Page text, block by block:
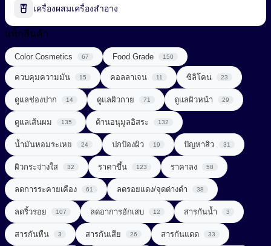
น้ำมันหอมระเหย (Essential Oil)
พอลิเมอร์ (Polymer)
สารก่อเจล (Gelling Agent)
สารกันเสีย (Preservative)
สารกันแดด (Sunscreen)
Chemical Sunscreen
Physical Sunscreen
Sunscreening Agents
UV Light Stabilizer
UVA + UVB Filter
สารกำจัดขน (Depilatory Agent)
สารขัดถู (Abrasive Agent)
สารฆ่าเชื้อ (Disinfectant)
สารจัดแต่งทรงผม (Styling Agent)
สารจับประจุโลหะ (Chelating Agent)
ลดการอักเสบ (Anti Inflammatory)
วิตามินซีจากธรรมชาติ (Natural Vitamin C)
วิตามินและแร่ธาตุ (Vitamins & Minerals)
สารควบคุมความเป็นกรด-ด่าง (Buffering Agent)
สารต้านอนุมูลอิสระ (Anti-oxidant)
สารทำให้เกิดเจล (Gelling Agent)
สารที่ช่วยในการลดน้ำหนัก (Weight Loss Aid)
เครื่องผสมเครื่องสำอาง
แท็กสินค้า
Color Cosmetics 67 Food Grade 150
ควบคุมความมัน 15 คอลลาเจน 11 ซิลิโคน 23
ดูแลช่องปาก 14 ดูแลผิวกาย 71 ดูแลผิวหน้า 29
ดูแลเส้นผม 135 ต้านอนุมูลอิสระ 132
น้ำมันหอมระเหย 24 ปกป้องผิว 19 ปัญหาสิว 31
ผิวกระจ่างใส 32 ราคาขึ้น 123 ราคาลง 58
ลดการระคายเคือง 61 ลดรอยแดง/จุดด่างดำ 38
ลดริ้วรอย 107 ลดอาการอักเสบ 12 สารกันน้ำ 3
สารกันหืน 3 สารกันเสีย 26 สารกันแดด 33